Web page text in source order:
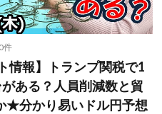
0件
情報】トランプ関税で1
がある？人員削減数と貿
★分かり易いドル円予想